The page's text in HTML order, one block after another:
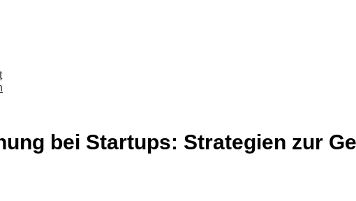
bei Startups: Strategien zur